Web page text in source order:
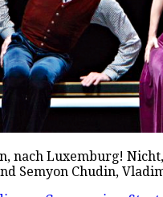
nach Luxemburg!
Semyon Chudin,